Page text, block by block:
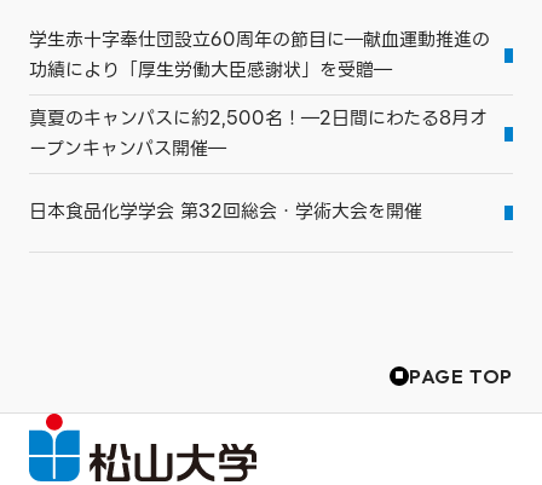
学生赤十字奉仕団設立60周年の節目に―献血運動推進の
功績により「厚生労働大臣感謝状」を受贈―
真夏のキャンパスに約2,500名！―2日間にわたる8月オ
ープンキャンパス開催―
日本食品化学学会 第32回総会・学術大会を開催
PAGE TOP